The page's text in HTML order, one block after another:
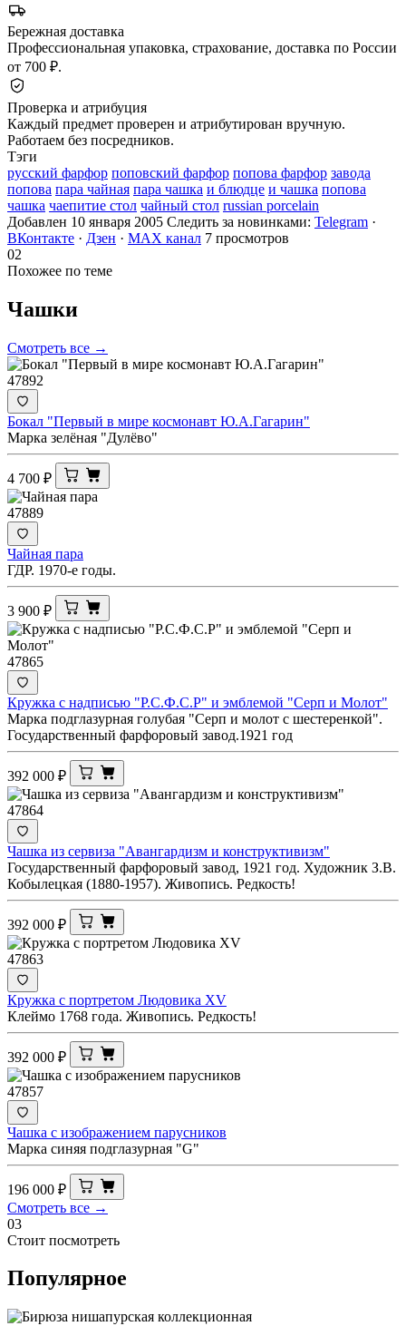
Бережная доставка
Профессиональная упаковка, страхование, доставка по России
от 700 ₽.
Проверка и атрибуция
Каждый предмет проверен и атрибутирован вручную.
Работаем без посредников.
Тэги
русский фарфор поповский фарфор попова фарфор завода
попова пара чайная пара чашка и блюдце и чашка попова
чашка чаепитие стол чайный стол russian porcelain
Добавлен 10 января 2005 Следить за новинками: Telegram ·
ВКонтакте · Дзен · MAX канал 7 просмотров
02
Похожее по теме
Чашки
Смотреть все →
47892
Бокал "Первый в мире космонавт Ю.А.Гагарин"
Марка зелёная "Дулёво"
4 700 ₽
47889
Чайная пара
ГДР. 1970-е годы.
3 900 ₽
47865
Кружка с надписью "Р.С.Ф.С.Р" и эмблемой "Серп и Молот"
Марка подглазурная голубая "Серп и молот с шестеренкой".
Государственный фарфоровый завод.1921 год
392 000 ₽
47864
Чашка из сервиза "Авангардизм и конструктивизм"
Государственный фарфоровый завод, 1921 год. Художник З.В.
Кобылецкая (1880-1957). Живопись. Редкость!
392 000 ₽
47863
Кружка с портретом Людовика XV
Клеймо 1768 года. Живопись. Редкость!
392 000 ₽
47857
Чашка с изображением парусников
Марка синяя подглазурная "G"
196 000 ₽
Смотреть все →
03
Стоит посмотреть
Популярное